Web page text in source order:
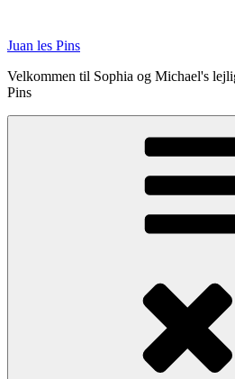
indhold
Juan les Pins
Velkommen til Sophia og Michael's
Pins